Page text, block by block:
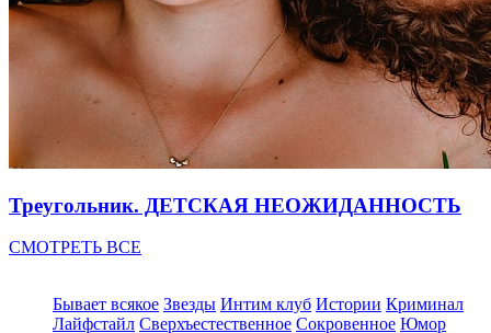
Треугольник. ДЕТСКАЯ НЕОЖИДАННОСТЬ
СМОТРЕТЬ ВСЕ
Бывает всякое Звезды Интим клуб Истории Криминал
Лайфстайл Сверхъестественное Сокровенное Юмор